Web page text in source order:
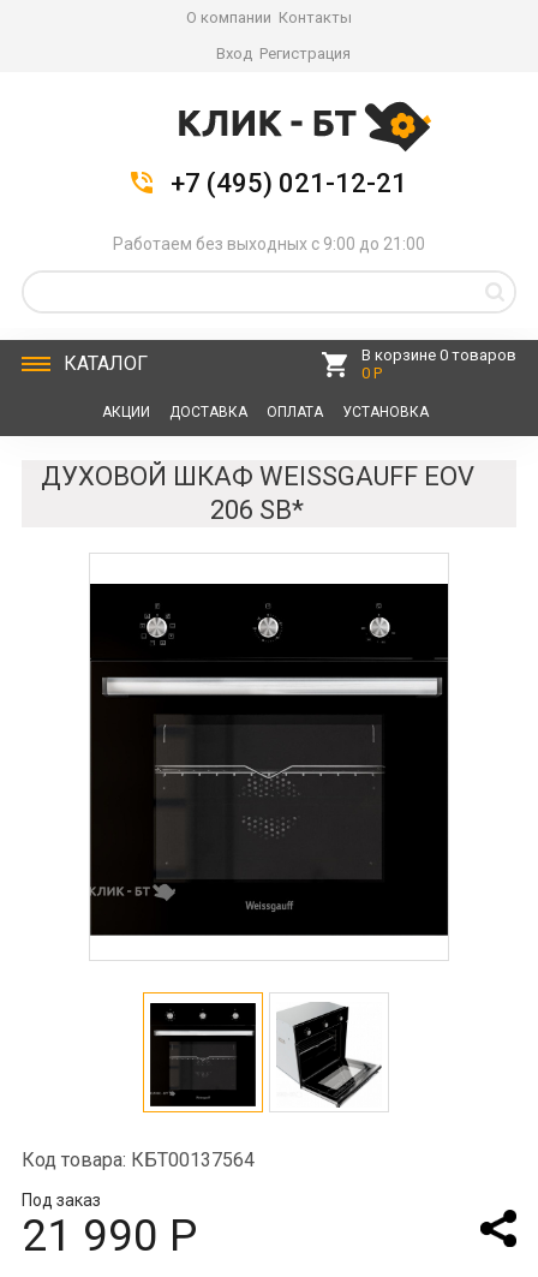
О компании Контакты
Вход Регистрация
+7 (495) 021-12-21
Работаем без выходных с 9:00 до 21:00
КАТАЛОГ
В корзине 0 товаров
0 Р
АКЦИИ ДОСТАВКА ОПЛАТА УСТАНОВКА
СЕРВИС
ДУХОВОЙ ШКАФ WEISSGAUFF EOV
206 SB*
Код товара: КБТ00137564
Под заказ
21 990 Р